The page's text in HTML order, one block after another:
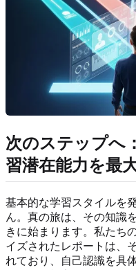
次のステップへ
習潜在能力を最
基本的な学習スタイルを
ん。真の旅は、その知識
きに始まります。私たち
イズされたレポートは、
れており、自己認識を具